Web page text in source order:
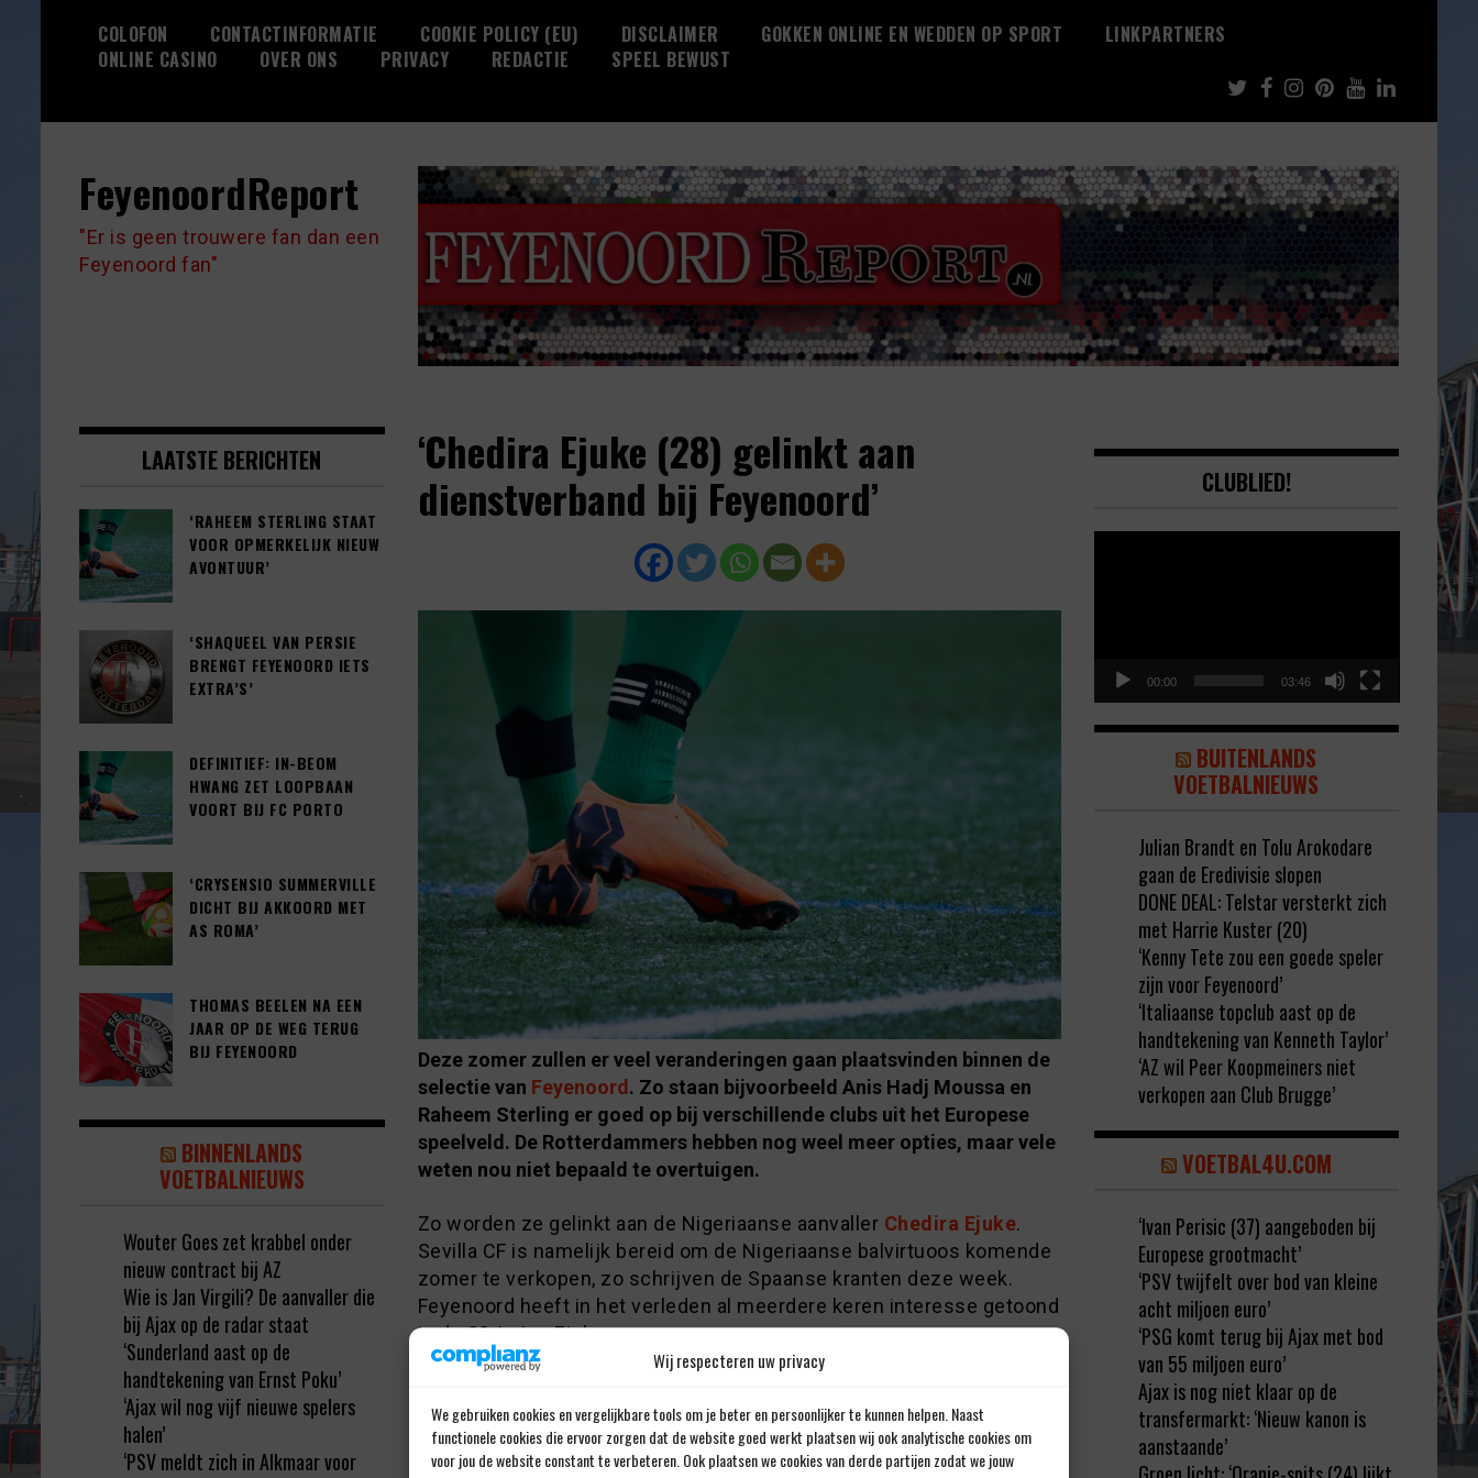
Wij respecteren uw privacy
We gebruiken cookies en vergelijkbare tools om je beter en persoonlijker te kunnen helpen. Naast
functionele cookies die ervoor zorgen dat de website goed werkt plaatsen wij ook analytische cookies om
voor jou de website constant te verbeteren. Ook plaatsen we cookies van derde partijen zodat we jouw
COLOFON CONTACTINFORMATIE COOKIE POLICY (EU) DISCLAIMER GOKKEN ONLINE EN WEDDEN OP SPORT
LINKPARTNERS
ONLINE CASINO
OVER ONS PRIVACY REDACTIE SPEEL BEWUST
FeyenoordReport
"Er is geen trouwere fan dan een
Feyenoord fan"
‘Chedira Ejuke (28) gelinkt aan
dienstverband bij Feyenoord’
Deze zomer zullen er veel veranderingen gaan plaatsvinden binnen de
selectie van Feyenoord . Zo staan bijvoorbeeld Anis Hadj Moussa en
Raheem Sterling er goed op bij verschillende clubs uit het Europese
speelveld. De Rotterdammers hebben nog weel meer opties, maar vele
weten nou niet bepaald te overtuigen.
Zo worden ze gelinkt aan de Nigeriaanse aanvaller Chedira Ejuke.
Sevilla CF is namelijk bereid om de Nigeriaanse balvirtuoos komende
zomer te verkopen, zo schrijven de Spaanse kranten deze week.
Feyenoord heeft in het verleden al meerdere keren interesse getoond
in de 28-jarige Ejuke.
Feyenoord”
LAATSTE BERICHTEN
‘RAHEEM STERLING STAAT
VOOR OPMERKELIJK NIEUW
AVONTUUR’
‘SHAQUEEL VAN PERSIE
BRENGT FEYENOORD IETS
EXTRA’S’
DEFINITIEF: IN-BEOM
HWANG ZET LOOPBAAN
VOORT BIJ FC PORTO
‘CRYSENSIO SUMMERVILLE
DICHT BIJ AKKOORD MET
AS ROMA’
THOMAS BEELEN NA EEN
JAAR OP DE WEG TERUG
BIJ FEYENOORD
BINNENLANDS
VOETBALNIEUWS
Wouter Goes zet krabbel onder
nieuw contract bij AZ
Wie is Jan Virgili? De aanvaller die
bij Ajax op de radar staat
‘Sunderland aast op de
handtekening van Ernst Poku’
‘Ajax wil nog vijf nieuwe spelers
halen’
‘PSV meldt zich in Alkmaar voor
CLUBLIED!
00:00 03:46
BUITENLANDS
VOETBALNIEUWS
Julian Brandt en Tolu Arokodare
gaan de Eredivisie slopen
DONE DEAL: Telstar versterkt zich
met Harrie Kuster (20)
‘Kenny Tete zou een goede speler
zijn voor Feyenoord’
‘Italiaanse topclub aast op de
handtekening van Kenneth Taylor’
‘AZ wil Peer Koopmeiners niet
verkopen aan Club Brugge’
VOETBAL4U.COM
‘Ivan Perisic (37) aangeboden bij
Europese grootmacht’
‘PSV twijfelt over bod van kleine
acht miljoen euro’
‘PSG komt terug bij Ajax met bod
van 55 miljoen euro’
Ajax is nog niet klaar op de
transfermarkt: ‘Nieuw kanon is
aanstaande’